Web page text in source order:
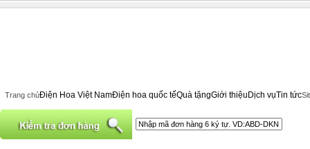
Trang chủĐiện Hoa Việt NamĐiện hoa quốc tếQuà tặngGiới thiệu Dịch vụTin tức